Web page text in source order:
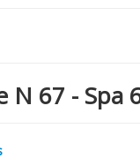
N 67 - Spa